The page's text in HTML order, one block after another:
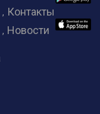
Контакты
Новости